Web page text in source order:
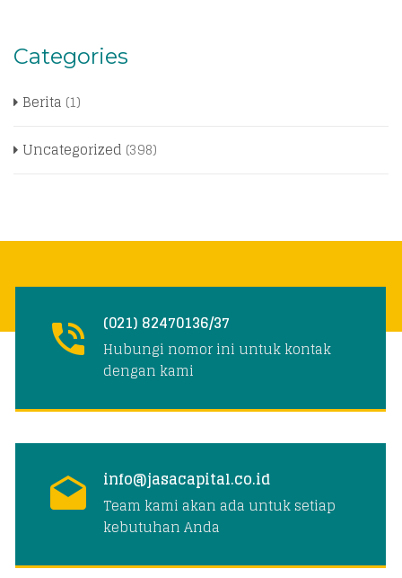
Categories
Berita (1)
Uncategorized (398)
(021) 82470136/37
Hubungi nomor ini untuk kontak
dengan kami
info@jasacapital.co.id
Team kami akan ada untuk setiap
kebutuhan Anda